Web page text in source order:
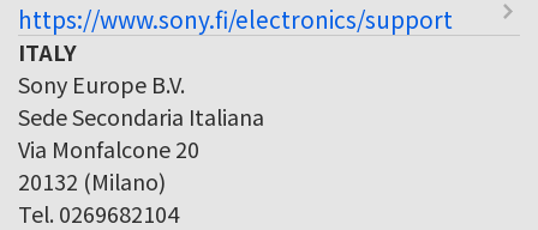
https://www.sony.fi/electronics/support
ITALY
Sony Europe B.V.
Sede Secondaria Italiana
Via Monfalcone 20
20132 (Milano)
Tel. 0269682104